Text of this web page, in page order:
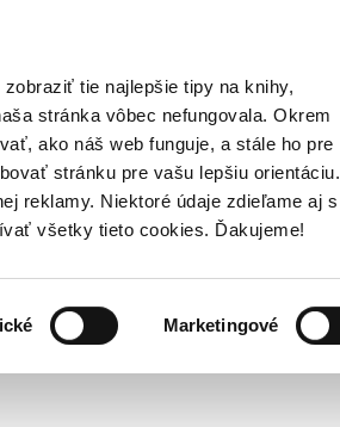
tie najlepšie tipy na knihy,
stránka vôbec nefungovala. Okrem
ako náš web funguje, a stále ho pre
stránku pre vašu lepšiu orientáciu.
reklamy. Niektoré údaje zdieľame aj s
všetky tieto cookies. Ďakujeme!
Marketingové